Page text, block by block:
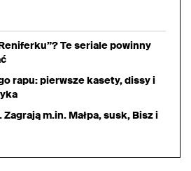
Te seriale powinny
rapu: pierwsze kasety, dissy i
m.in. Małpa, susk, Bisz i